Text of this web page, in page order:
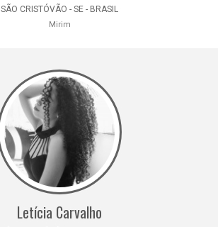
SÃO CRISTÓVÃO - SE - BRASIL
Mirim
Letícia Carvalho